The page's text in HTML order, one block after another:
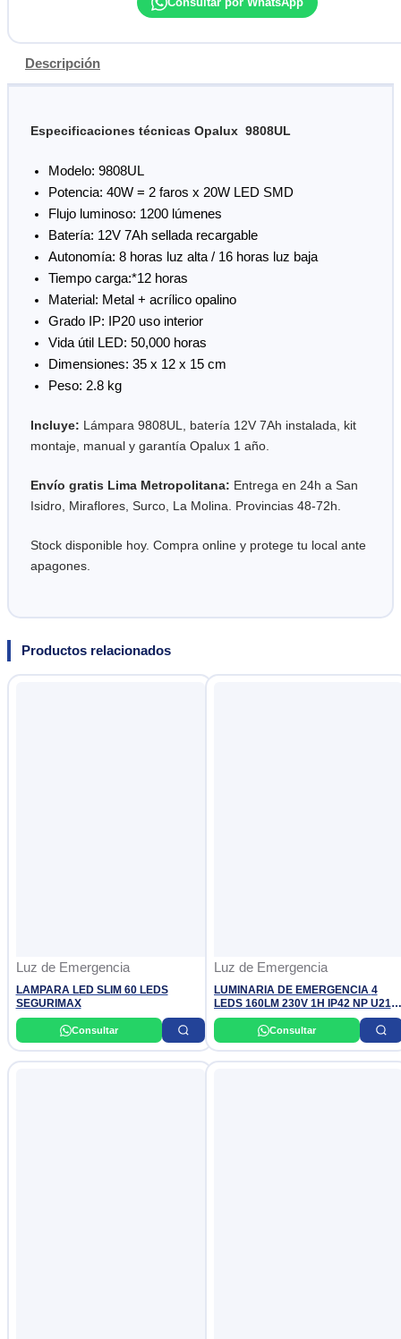
Descripción
Especificaciones técnicas Opalux 9808UL
Modelo: 9808UL
Potencia: 40W = 2 faros x 20W LED SMD
Flujo luminoso: 1200 lúmenes
Batería: 12V 7Ah sellada recargable
Autonomía: 8 horas luz alta / 16 horas luz baja
Tiempo carga:*12 horas
Material: Metal + acrílico opalino
Grado IP: IP20 uso interior
Vida útil LED: 50,000 horas
Dimensiones: 35 x 12 x 15 cm
Peso: 2.8 kg
Incluye: Lámpara 9808UL, batería 12V 7Ah instalada, kit
montaje, manual y garantía Opalux 1 año.
Envío gratis Lima Metropolitana: Entrega en 24h a San
Isidro, Miraflores, Surco, La Molina. Provincias 48-72h.
Stock disponible hoy. Compra online y protege tu local ante
apagones.
Productos relacionados
Luz de Emergencia
LAMPARA LED SLIM 60 LEDS
SEGURIMAX
Consultar
Luz de Emergencia
LUMINARIA DE EMERGENCIA 4
LEDS 160LM 230V 1H IP42 NP U21
661605 LEGRAND
Consultar